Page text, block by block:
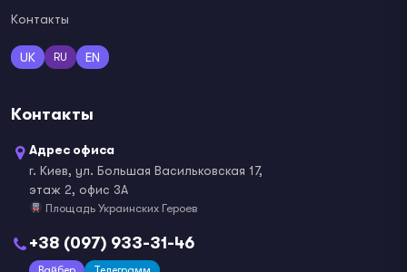
Контакты
UK RU EN
Контакты
Адрес офиса
г. Киев, ул. Большая Васильковская 17,
этаж 2, офис 3А
Площадь Украинских Героев
+38 (097) 933-31-46